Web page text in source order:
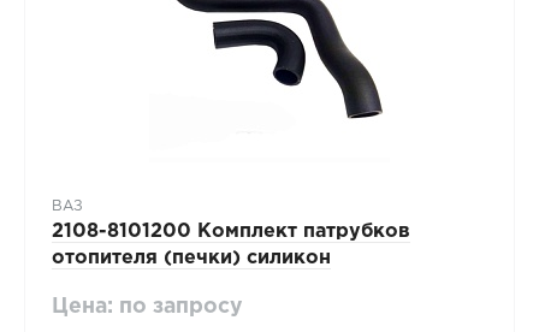
ВАЗ
2108-8101200 Комплект патрубков
отопителя (печки) силикон
Цена: по запросу